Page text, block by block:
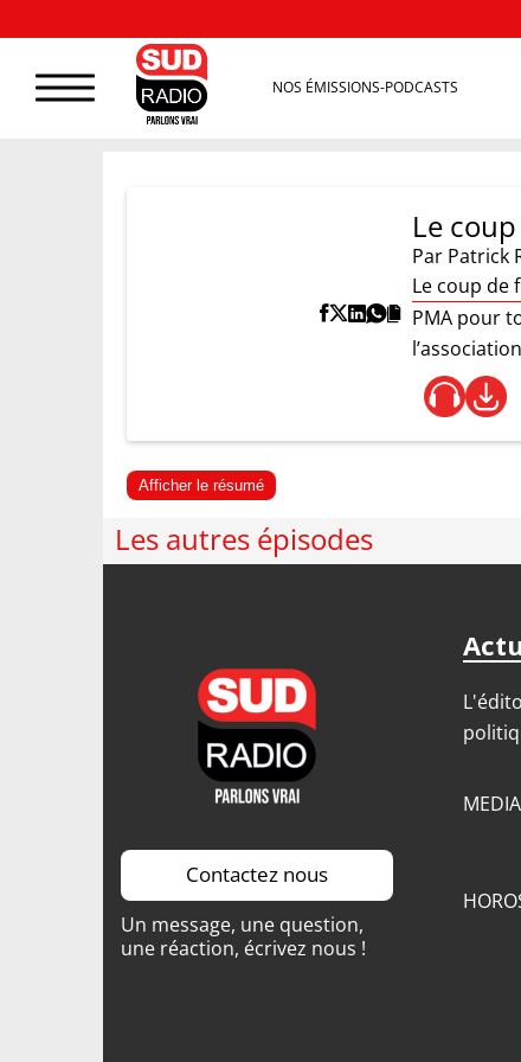
NOS ÉMISSIONS-PODCASTS
Le
Par Patrick
Le coup de
PMA pour
Afficher le résumé
Les autres épisodes
Contactez nous
Un message, une question,
une réaction, écrivez nous !
L'édito